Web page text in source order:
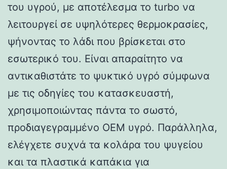
του υγρού, με αποτέλεσμα το turbo να
λειτουργεί σε υψηλότερες θερμοκρασίες,
ψήνοντας το λάδι που βρίσκεται στο
εσωτερικό του. Είναι απαραίτητο να
αντικαθιστάτε το ψυκτικό υγρό σύμφωνα
με τις οδηγίες του κατασκευαστή,
χρησιμοποιώντας πάντα το σωστό,
προδιαγεγραμμένο OEM υγρό. Παράλληλα,
ελέγχετε συχνά τα κολάρα του ψυγείου
και τα πλαστικά καπάκια για